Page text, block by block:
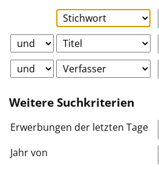
Weitere Suchkriterien
Erwerbungen der letzten Tage
Jahr von